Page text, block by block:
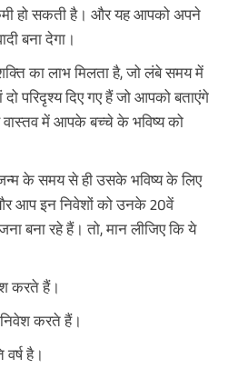
हो सकती है। और यह आपको अपने
बना देगा।
का लाभ मिलता है, जो लंबे समय में
परिदृश्य दिए गए हैं जो आपको बताएंगे
में आपके बच्चे के भविष्य को
के समय से ही उसके भविष्य के लिए
आप इन निवेशों को उनके 20वें
बना रहे हैं। तो, मान लीजिए कि ये
करते हैं।
करते हैं।
वर्ष है।